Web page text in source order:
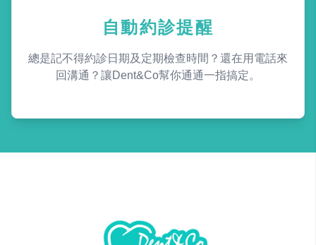
自動約診提醒
總是記不得約診日期及定期檢查時間？還在用電話來
回溝通？讓Dent&Co幫你通通一指搞定。